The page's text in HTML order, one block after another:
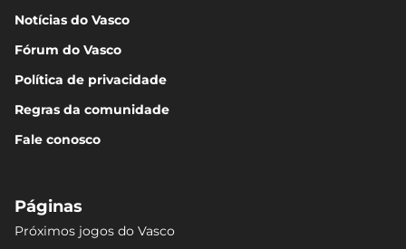
Notícias do Vasco
Fórum do Vasco
Política de privacidade
Regras da comunidade
Fale conosco
Páginas
Próximos jogos do Vasco